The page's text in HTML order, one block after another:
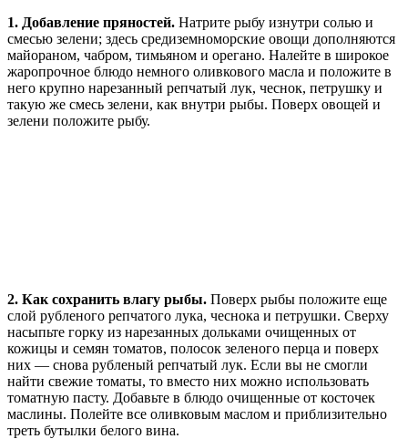
1. Добавление пряностей. Натрите рыбу изнутри солью и
смесью зелени; здесь средиземноморские овощи дополняются
майораном, чабром, тимьяном и орегано. Налейте в широкое
жаропрочное блюдо немного оливкового масла и положите в
него крупно нарезанный репчатый лук, чеснок, петрушку и
такую же смесь зелени, как внутри рыбы. Поверх овощей и
зелени положите рыбу.
2. Как сохранить влагу рыбы. Поверх рыбы положите еще
слой рубленого репчатого лука, чеснока и петрушки. Сверху
насыпьте горку из нарезанных дольками очищенных от
кожицы и семян томатов, полосок зеленого перца и поверх
них — снова рубленый репчатый лук. Если вы не смогли
найти свежие томаты, то вместо них можно использовать
томатную пасту. Добавьте в блюдо очищенные от косточек
маслины. Полейте все оливковым маслом и приблизительно
треть бутылки белого вина.